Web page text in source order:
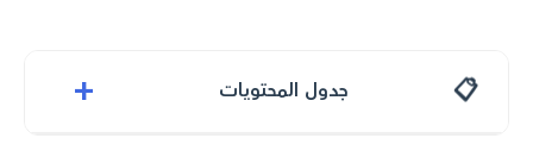
جدول المحتويات +